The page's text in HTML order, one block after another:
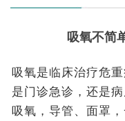
吸氧不简
吸氧是临床治疗危
是门诊急诊，还是
吸氧，导管、面罩